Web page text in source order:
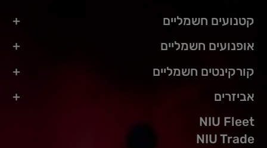
קטנועים חשמליים
אופנועים חשמליים
קורקינטים חשמליים
אביזרים
NIU Fleet
NIU Trade